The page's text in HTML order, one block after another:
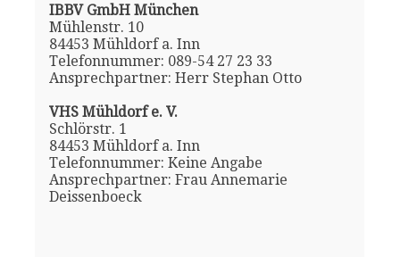
IBBV GmbH München
Mühlenstr. 10
84453 Mühldorf a. Inn
Telefonnummer: 089-54 27 23 33
Ansprechpartner: Herr Stephan Otto
VHS Mühldorf e. V.
Schlörstr. 1
84453 Mühldorf a. Inn
Telefonnummer: Keine Angabe
Ansprechpartner: Frau Annemarie
Deissenboeck